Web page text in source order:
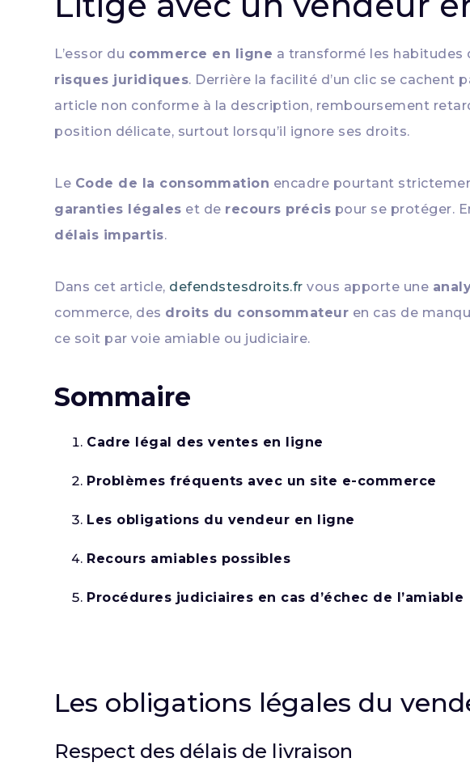
L’essor du commerce en ligne a transformé les habitudes
risques juridiques. Derrière la facilité d’un clic se cachent
article non conforme à la description, remboursement
position délicate, surtout lorsqu’il ignore ses droits.
Le Code de la consommation encadre pourtant
garanties légales et de recours précis pour se protéger.
délais impartis.
Dans cet article, defendstesdroits.fr vous apporte une
commerce, des droits du consommateur en cas de
ce soit par voie amiable ou judiciaire.
Sommaire
Cadre légal des ventes en ligne
Problèmes fréquents avec un site e-commerce
Les obligations du vendeur en ligne
Recours amiables possibles
Procédures judiciaires en cas d’échec de l’amiable
Les obligations légales du
Respect des délais de livraison